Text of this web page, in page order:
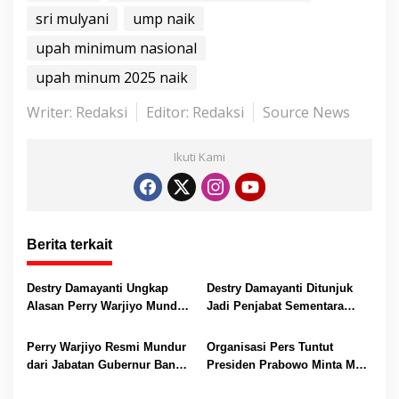
s
A
p
p
b
o
o
k
er e
n
g
er
sri mulyani
ump naik
upah minimum nasional
upah minum 2025 naik
Writer: Redaksi
Editor: Redaksi Source News
Ikuti Kami
Berita terkait
Destry Damayanti Ungkap
Alasan Perry Warjiyo Mundur
Indonesia
Destry Damayanti Ditunjuk
Jadi Penjabat Sementara
Warjiyo Mengundurkan Diri
Perry Warjiyo Resmi Mundur
dari Jabatan Gubernur Bank
Organisasi Pers Tuntut
Presiden Prabowo Minta Maaf